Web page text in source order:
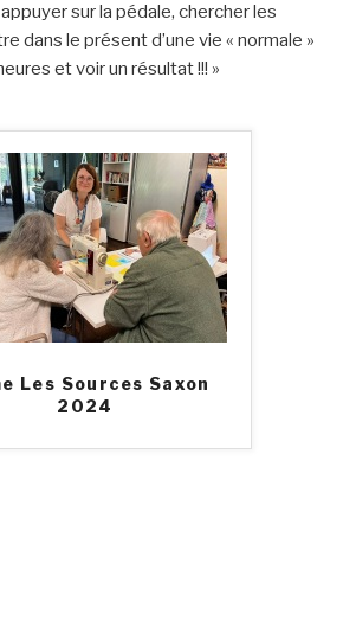
sur la pédale, chercher les
dans le présent d’une vie « normale »
et voir un résultat !!! »
Les Sources Saxon
2024